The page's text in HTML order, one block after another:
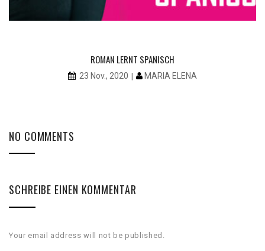
ROMAN LERNT SPANISCH
23 Nov., 2020 MARIA ELENA
NO COMMENTS
SCHREIBE EINEN KOMMENTAR
Your email address will not be published.